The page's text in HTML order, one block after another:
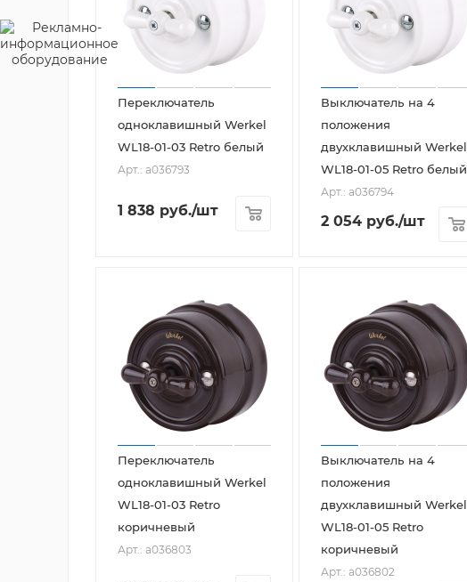
Переключатель
одноклавишный Werkel
WL18-01-03 Retro белый
Арт.: a036793
1 838 руб./шт
Выключатель на 4
положения
двухклавишный Werkel
WL18-01-05 Retro белый
Арт.: a036794
2 054 руб./шт
Переключатель
одноклавишный Werkel
WL18-01-03 Retro
коричневый
Арт.: a036803
Выключатель на 4
положения
двухклавишный Werkel
WL18-01-05 Retro
коричневый
Арт.: a036802